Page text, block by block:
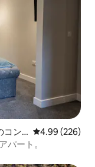
コン
レビュー226
4.99 (226)
パート。